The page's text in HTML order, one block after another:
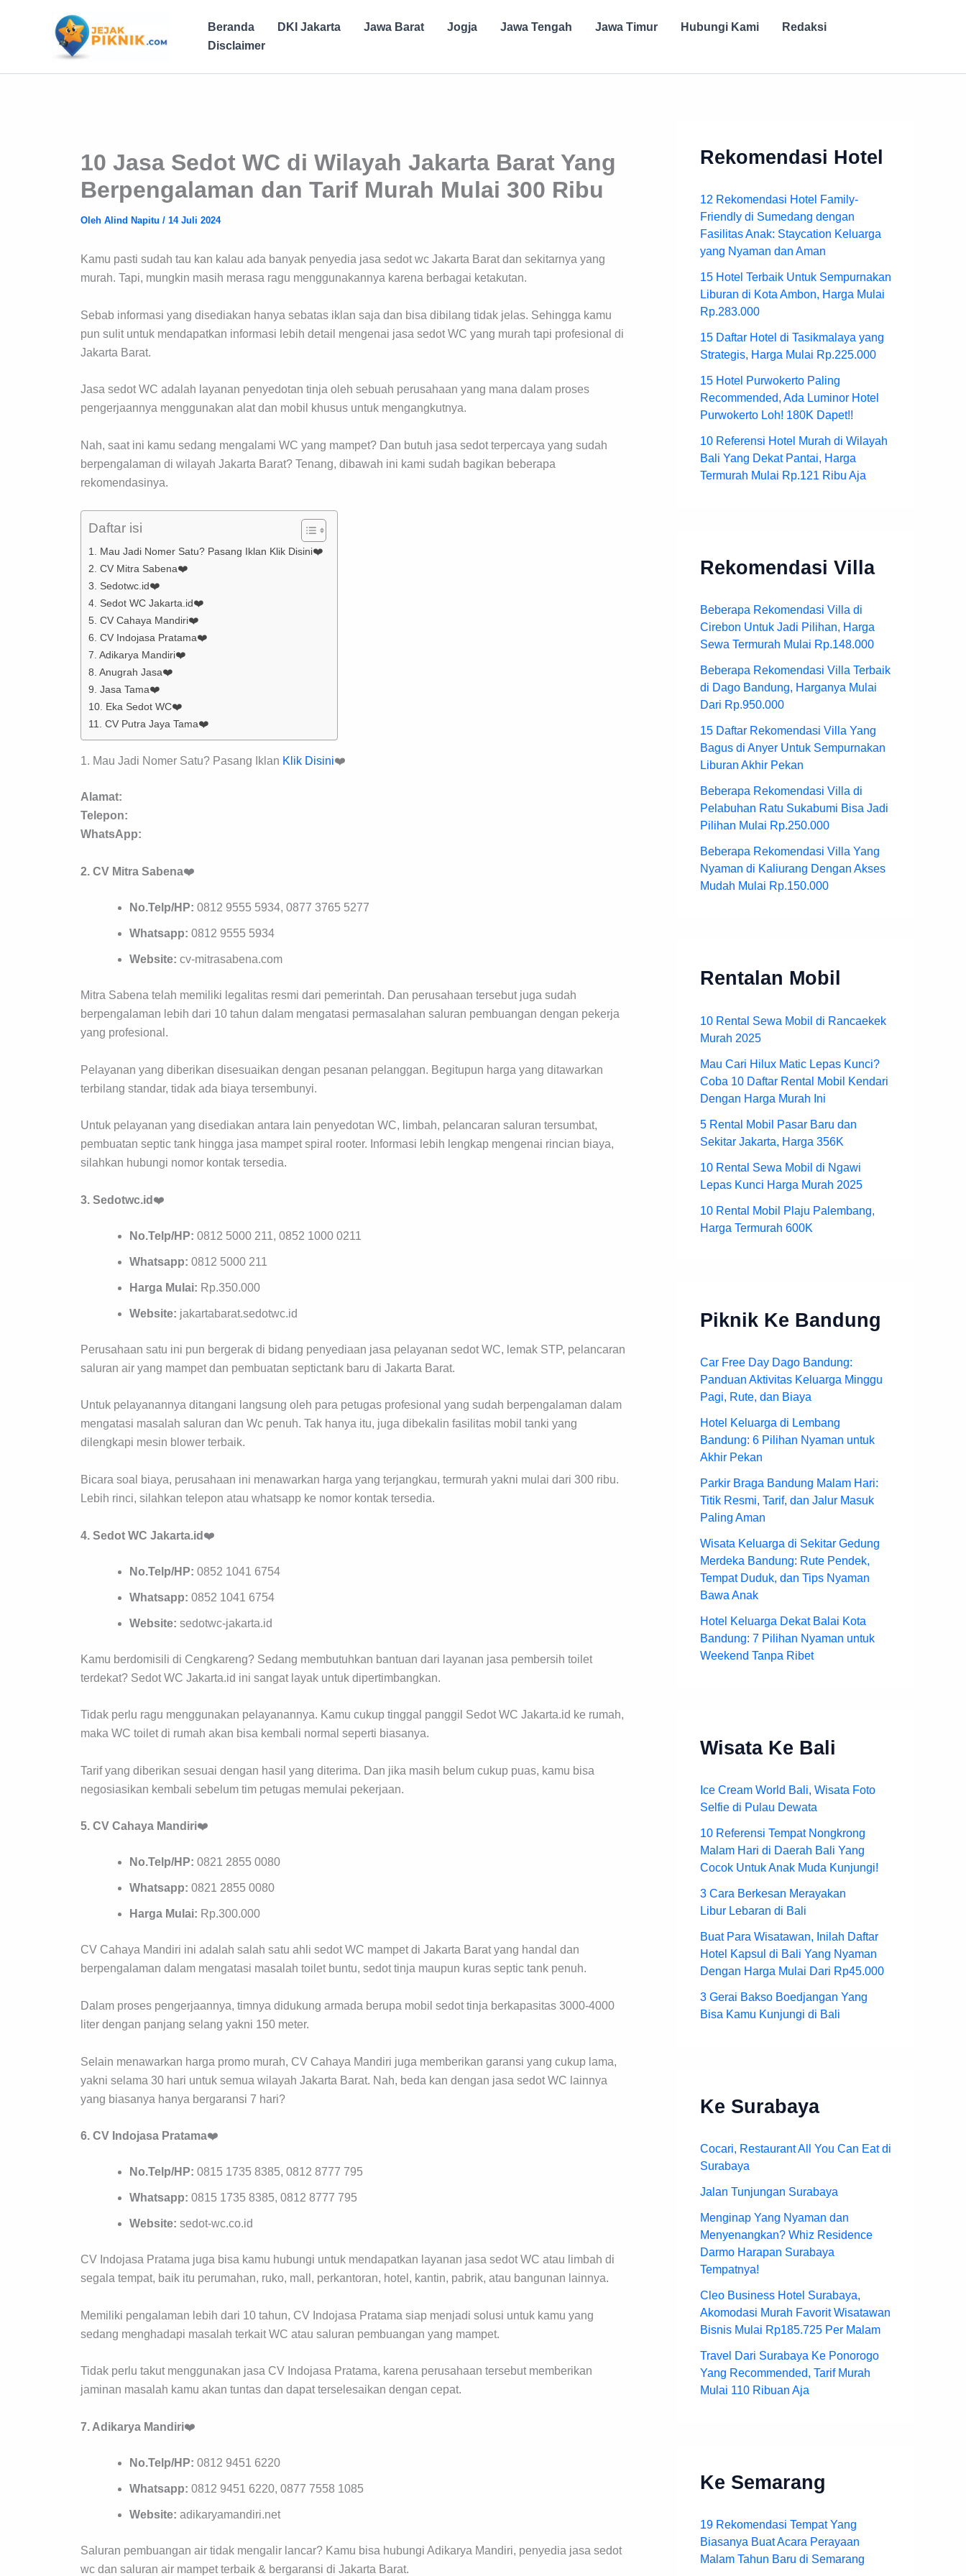
Beranda DKI Jakarta Jawa Barat Jogja Jawa Tengah Jawa Timur Hubungi Kami
Redaksi
Disclaimer
10 Jasa Sedot WC di Wilayah Jakarta Barat Yang
Berpengalaman dan Tarif Murah Mulai 300 Ribu
Oleh Alind Napitu / 14 Juli 2024
Kamu pasti sudah tau kan kalau ada banyak penyedia jasa sedot wc Jakarta Barat dan sekitarnya yang
murah. Tapi, mungkin masih merasa ragu menggunakannya karena berbagai ketakutan.
Sebab informasi yang disediakan hanya sebatas iklan saja dan bisa dibilang tidak jelas. Sehingga kamu
pun sulit untuk mendapatkan informasi lebih detail mengenai jasa sedot WC yang murah tapi profesional di
Jakarta Barat.
Jasa sedot WC adalah layanan penyedotan tinja oleh sebuah perusahaan yang mana dalam proses
pengerjaannya menggunakan alat dan mobil khusus untuk mengangkutnya.
Nah, saat ini kamu sedang mengalami WC yang mampet? Dan butuh jasa sedot terpercaya yang sudah
berpengalaman di wilayah Jakarta Barat? Tenang, dibawah ini kami sudah bagikan beberapa
rekomendasinya.
Daftar isi
1. Mau Jadi Nomer Satu? Pasang Iklan Klik Disini❤️
2. CV Mitra Sabena❤️
3. Sedotwc.id❤️
4. Sedot WC Jakarta.id❤️
5. CV Cahaya Mandiri❤️
6. CV Indojasa Pratama❤️
7. Adikarya Mandiri❤️
8. Anugrah Jasa❤️
9. Jasa Tama❤️
10. Eka Sedot WC❤️
11. CV Putra Jaya Tama❤️
1. Mau Jadi Nomer Satu? Pasang Iklan Klik Disini❤️
Alamat:
Telepon:
WhatsApp:
2. CV Mitra Sabena❤️
No.Telp/HP: 0812 9555 5934, 0877 3765 5277
Whatsapp: 0812 9555 5934
Website: cv-mitrasabena.com
Mitra Sabena telah memiliki legalitas resmi dari pemerintah. Dan perusahaan tersebut juga sudah
berpengalaman lebih dari 10 tahun dalam mengatasi permasalahan saluran pembuangan dengan pekerja
yang profesional.
Pelayanan yang diberikan disesuaikan dengan pesanan pelanggan. Begitupun harga yang ditawarkan
terbilang standar, tidak ada biaya tersembunyi.
Untuk pelayanan yang disediakan antara lain penyedotan WC, limbah, pelancaran saluran tersumbat,
pembuatan septic tank hingga jasa mampet spiral rooter. Informasi lebih lengkap mengenai rincian biaya,
silahkan hubungi nomor kontak tersedia.
3. Sedotwc.id ❤️
No.Telp/HP: 0812 5000 211, 0852 1000 0211
Whatsapp: 0812 5000 211
Harga Mulai: Rp.350.000
Website: jakartabarat.sedotwc.id
Perusahaan satu ini pun bergerak di bidang penyediaan jasa pelayanan sedot WC, lemak STP, pelancaran
saluran air yang mampet dan pembuatan septictank baru di Jakarta Barat.
Untuk pelayanannya ditangani langsung oleh para petugas profesional yang sudah berpengalaman dalam
mengatasi masalah saluran dan Wc penuh. Tak hanya itu, juga dibekalin fasilitas mobil tanki yang
dilengkapi mesin blower terbaik.
Bicara soal biaya, perusahaan ini menawarkan harga yang terjangkau, termurah yakni mulai dari 300 ribu.
Lebih rinci, silahkan telepon atau whatsapp ke nomor kontak tersedia.
4. Sedot WC Jakarta.id ❤️
No.Telp/HP: 0852 1041 6754
Whatsapp: 0852 1041 6754
Website: sedotwc-jakarta.id
Kamu berdomisili di Cengkareng? Sedang membutuhkan bantuan dari layanan jasa pembersih toilet
terdekat? Sedot WC Jakarta.id ini sangat layak untuk dipertimbangkan.
Tidak perlu ragu menggunakan pelayanannya. Kamu cukup tinggal panggil Sedot WC Jakarta.id ke rumah,
maka WC toilet di rumah akan bisa kembali normal seperti biasanya.
Tarif yang diberikan sesuai dengan hasil yang diterima. Dan jika masih belum cukup puas, kamu bisa
negosiasikan kembali sebelum tim petugas memulai pekerjaan.
5. CV Cahaya Mandiri❤️
No.Telp/HP: 0821 2855 0080
Whatsapp: 0821 2855 0080
Harga Mulai: Rp.300.000
CV Cahaya Mandiri ini adalah salah satu ahli sedot WC mampet di Jakarta Barat yang handal dan
berpengalaman dalam mengatasi masalah toilet buntu, sedot tinja maupun kuras septic tank penuh.
Dalam proses pengerjaannya, timnya didukung armada berupa mobil sedot tinja berkapasitas 3000-4000
liter dengan panjang selang yakni 150 meter.
Selain menawarkan harga promo murah, CV Cahaya Mandiri juga memberikan garansi yang cukup lama,
yakni selama 30 hari untuk semua wilayah Jakarta Barat. Nah, beda kan dengan jasa sedot WC lainnya
yang biasanya hanya bergaransi 7 hari?
6. CV Indojasa Pratama❤️
No.Telp/HP: 0815 1735 8385, 0812 8777 795
Whatsapp: 0815 1735 8385, 0812 8777 795
Website: sedot-wc.co.id
CV Indojasa Pratama juga bisa kamu hubungi untuk mendapatkan layanan jasa sedot WC atau limbah di
segala tempat, baik itu perumahan, ruko, mall, perkantoran, hotel, kantin, pabrik, atau bangunan lainnya.
Memiliki pengalaman lebih dari 10 tahun, CV Indojasa Pratama siap menjadi solusi untuk kamu yang
sedang menghadapi masalah terkait WC atau saluran pembuangan yang mampet.
Tidak perlu takut menggunakan jasa CV Indojasa Pratama, karena perusahaan tersebut memberikan
jaminan masalah kamu akan tuntas dan dapat terselesaikan dengan cepat.
7. Adikarya Mandiri❤️
No.Telp/HP: 0812 9451 6220
Whatsapp: 0812 9451 6220, 0877 7558 1085
Website: adikaryamandiri.net
Saluran pembuangan air tidak mengalir lancar? Kamu bisa hubungi Adikarya Mandiri, penyedia jasa sedot
wc dan saluran air mampet terbaik & bergaransi di Jakarta Barat.
Rekomendasi Hotel
12 Rekomendasi Hotel Family-
Friendly di Sumedang dengan
Fasilitas Anak: Staycation Keluarga
yang Nyaman dan Aman
15 Hotel Terbaik Untuk Sempurnakan
Liburan di Kota Ambon, Harga Mulai
Rp.283.000
15 Daftar Hotel di Tasikmalaya yang
Strategis, Harga Mulai Rp.225.000
15 Hotel Purwokerto Paling
Recommended, Ada Luminor Hotel
Purwokerto Loh! 180K Dapet!!
10 Referensi Hotel Murah di Wilayah
Bali Yang Dekat Pantai, Harga
Termurah Mulai Rp.121 Ribu Aja
Rekomendasi Villa
Beberapa Rekomendasi Villa di
Cirebon Untuk Jadi Pilihan, Harga
Sewa Termurah Mulai Rp.148.000
Beberapa Rekomendasi Villa Terbaik
di Dago Bandung, Harganya Mulai
Dari Rp.950.000
15 Daftar Rekomendasi Villa Yang
Bagus di Anyer Untuk Sempurnakan
Liburan Akhir Pekan
Beberapa Rekomendasi Villa di
Pelabuhan Ratu Sukabumi Bisa Jadi
Pilihan Mulai Rp.250.000
Beberapa Rekomendasi Villa Yang
Nyaman di Kaliurang Dengan Akses
Mudah Mulai Rp.150.000
Rentalan Mobil
10 Rental Sewa Mobil di Rancaekek
Murah 2025
Mau Cari Hilux Matic Lepas Kunci?
Coba 10 Daftar Rental Mobil Kendari
Dengan Harga Murah Ini
5 Rental Mobil Pasar Baru dan
Sekitar Jakarta, Harga 356K
10 Rental Sewa Mobil di Ngawi
Lepas Kunci Harga Murah 2025
10 Rental Mobil Plaju Palembang,
Harga Termurah 600K
Piknik Ke Bandung
Car Free Day Dago Bandung:
Panduan Aktivitas Keluarga Minggu
Pagi, Rute, dan Biaya
Hotel Keluarga di Lembang
Bandung: 6 Pilihan Nyaman untuk
Akhir Pekan
Parkir Braga Bandung Malam Hari:
Titik Resmi, Tarif, dan Jalur Masuk
Paling Aman
Wisata Keluarga di Sekitar Gedung
Merdeka Bandung: Rute Pendek,
Tempat Duduk, dan Tips Nyaman
Bawa Anak
Hotel Keluarga Dekat Balai Kota
Bandung: 7 Pilihan Nyaman untuk
Weekend Tanpa Ribet
Wisata Ke Bali
Ice Cream World Bali, Wisata Foto
Selfie di Pulau Dewata
10 Referensi Tempat Nongkrong
Malam Hari di Daerah Bali Yang
Cocok Untuk Anak Muda Kunjungi!
3 Cara Berkesan Merayakan
Libur Lebaran di Bali
Buat Para Wisatawan, Inilah Daftar
Hotel Kapsul di Bali Yang Nyaman
Dengan Harga Mulai Dari Rp45.000
3 Gerai Bakso Boedjangan Yang
Bisa Kamu Kunjungi di Bali
Ke Surabaya
Cocari, Restaurant All You Can Eat di
Surabaya
Jalan Tunjungan Surabaya
Menginap Yang Nyaman dan
Menyenangkan? Whiz Residence
Darmo Harapan Surabaya
Tempatnya!
Cleo Business Hotel Surabaya,
Akomodasi Murah Favorit Wisatawan
Bisnis Mulai Rp185.725 Per Malam
Travel Dari Surabaya Ke Ponorogo
Yang Recommended, Tarif Murah
Mulai 110 Ribuan Aja
Ke Semarang
19 Rekomendasi Tempat Yang
Biasanya Buat Acara Perayaan
Malam Tahun Baru di Semarang